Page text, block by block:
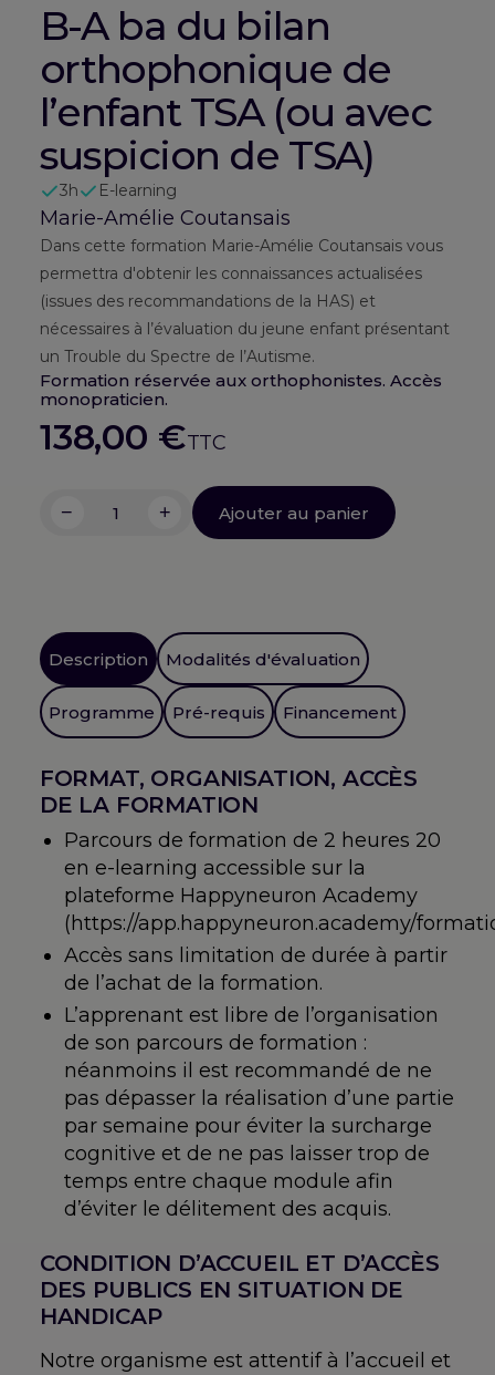
B-A ba du bilan
orthophonique de
l’enfant TSA (ou avec
suspicion de TSA)
3h E-learning
Marie-Amélie Coutansais
Dans cette formation Marie-Amélie Coutansais vous
permettra d'obtenir les connaissances actualisées
(issues des recommandations de la HAS) et
nécessaires à l’évaluation du jeune enfant présentant
un Trouble du Spectre de l’Autisme.
Formation réservée aux orthophonistes. Accès
monopraticien.
138,00 €TTC
quantité
du
bilan
orthophonique
de
TSA
(ou
avec
suspicion
de
TSA)
− + Ajouter au panier
Description Modalités d'évaluation
Programme Pré-requis Financement
FORMAT, ORGANISATION, ACCÈS
DE LA FORMATION
Parcours de formation de 2 heures 20
en e-learning accessible sur la
plateforme Happyneuron Academy
(https://app.happyneuron.academy/
Accès sans limitation de durée à partir
de l’achat de la formation.
L’apprenant est libre de l’organisation
de son parcours de formation :
néanmoins il est recommandé de ne
pas dépasser la réalisation d’une partie
par semaine pour éviter la surcharge
cognitive et de ne pas laisser trop de
temps entre chaque module afin
d’éviter le délitement des acquis.
CONDITION D’ACCUEIL ET D’ACCÈS
DES PUBLICS EN SITUATION DE
HANDICAP
Notre organisme est attentif à l’accueil et